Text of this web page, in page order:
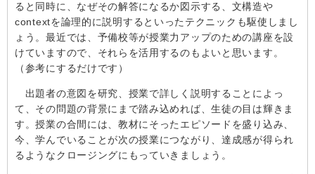
ると同時に、なぜその解答になるか図示する、文構造や
contextを論理的に説明するといったテクニックも駆使しまし
ょう。最近では、予備校等が授業力アップのための講座を設
けていますので、それらを活用するのもよいと思います。
（参考にするだけです）
出題者の意図を研究、授業で詳しく説明することによっ
て、その問題の背景にまで踏み込めれば、生徒の目は輝きま
す。授業の合間には、教材にそったエピソードを盛り込み、
今、学んでいることが次の授業につながり、達成感が得られ
るようなクロージングにもっていきましょう。